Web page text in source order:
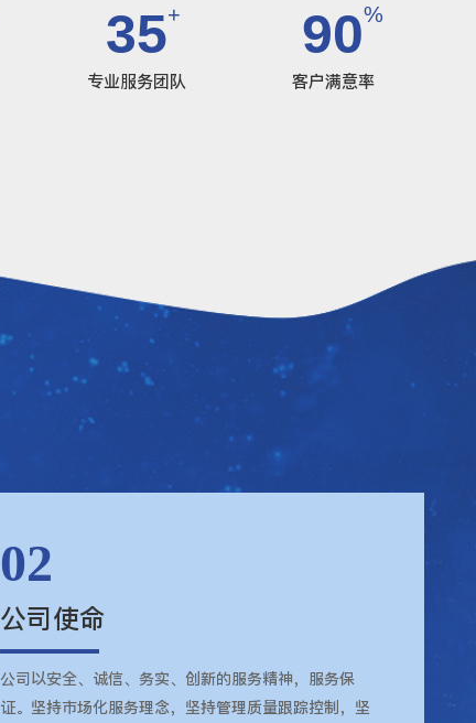
35+
专业服务团队
90%
客户满意率
02
公司使命
公司以安全、诚信、务实、创新的服务精神，服务保
证。坚持市场化服务理念，坚持管理质量跟踪控制，坚